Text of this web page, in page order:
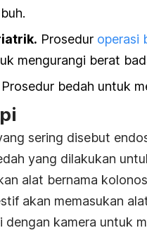
Prosedur operasi
mengurangi berat
Prosedur bedah untuk
sering disebut
yang dilakukan
alat bernama
akan memasukan
kamera untuk